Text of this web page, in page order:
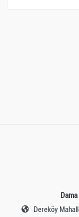
Dereköy